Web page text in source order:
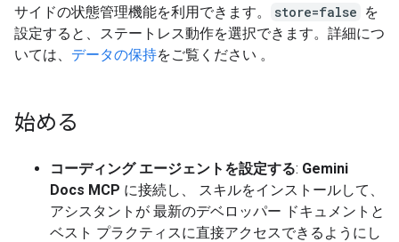
サイドの状態管理機能を利用できます。
store=false を
設定すると、ステートレス動作を選択できます。詳細につ
いては、 データの保持をご覧ください 。
始める
コーディング エージェントを設定する: Gemini
Docs MCP に接続し、 スキルをインストールして、
アシスタントが 最新のデベロッパー ドキュメントと
ベスト プラクティスに直接アクセスできるようにし